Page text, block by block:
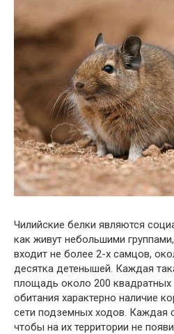
Чилийские белки являются
как живут небольшими
входит не более 2-х самцов,
десятка детенышей. Каждая
площадь около 200
обитания характерно наличие
сети подземных ходов. Каждая
чтобы на их территории не